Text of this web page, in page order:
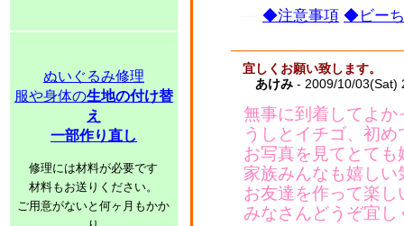
ぬいぐるみ修理
服や身体の生地の付け替
え
一部作り直し
修理には材料が必要です
材料もお送りください。
ご用意がないと何ヶ月もかか
◆注意事項 ◆ビーち
宜しくお願い致します。
あけみ - 2009/10/03(Sat)
無事に到着してよか
うしとイチゴ、初
お写真を見てとて
家族みんなも嬉し
お友達を作って楽
みなさんどうぞ宜